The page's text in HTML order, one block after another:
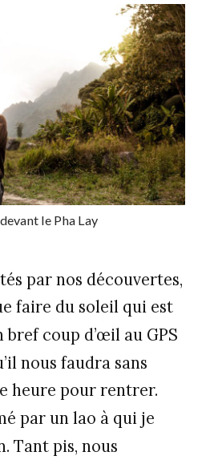
le Pha Lay
par nos découvertes,
faire du soleil qui est
bref coup d’œil au GPS
nous faudra sans
heure pour rentrer.
par un lao à qui je
Tant pis, nous